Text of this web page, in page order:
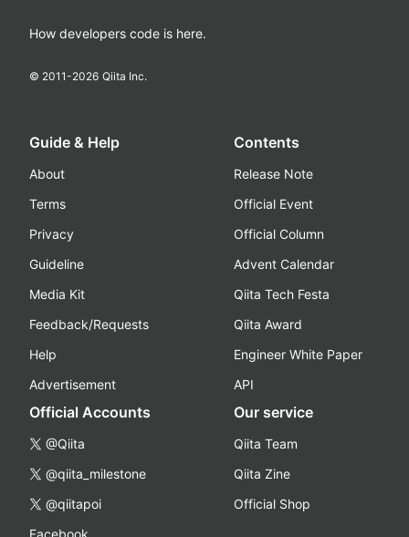
How developers code is here.
© 2011-2026 Qiita Inc.
Guide & Help
About
Terms
Privacy
Guideline
Media Kit
Feedback/Requests
Help
Advertisement
Contents
Release Note
Official Event
Official Column
Advent Calendar
Qiita Tech Festa
Qiita Award
Engineer White Paper
API
Official Accounts
@Qiita
@qiita_milestone
@qiitapoi
Facebook
Our service
Qiita Team
Qiita Zine
Official Shop